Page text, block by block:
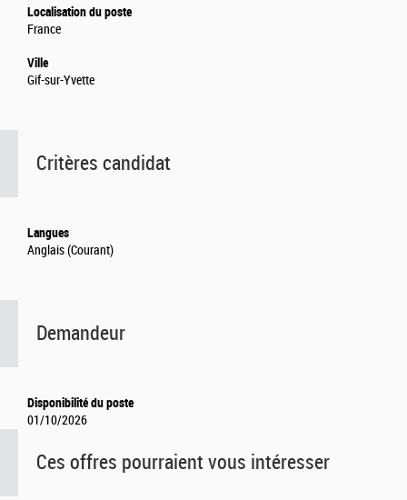
Localisation du poste
France
Ville
Gif-sur-Yvette
Critères candidat
Langues
Anglais (Courant)
Demandeur
Disponibilité du poste
01/10/2026
Ces offres pourraient vous intéresser